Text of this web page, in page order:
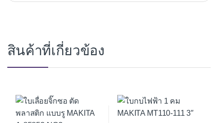
สินค้าที่เกี่ยวข้อง